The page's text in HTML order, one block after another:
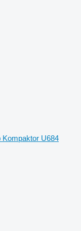
Kompaktor U684